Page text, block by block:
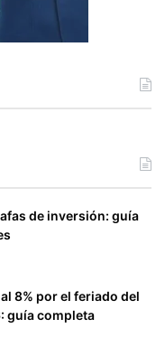
de inversión: guía
8% por el feriado del
guía completa